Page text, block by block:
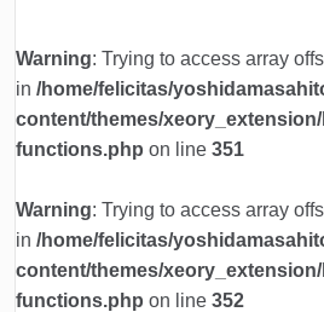
Warning: Trying to access array
in /home/felicitas/
content/themes/
functions.php on line 351
Warning: Trying to access array
in /home/felicitas/
content/themes/
functions.php on line 352